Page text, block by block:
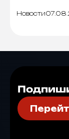
Новости